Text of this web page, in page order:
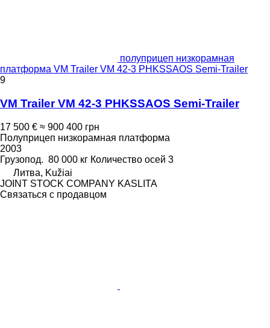
полуприцеп низкорамная
платформа VM Trailer VM 42-3 PHKSSAOS Semi-Trailer
9
VM Trailer VM 42-3 PHKSSAOS Semi-Trailer
17 500 € ≈ 900 400 грн
Полуприцеп низкорамная платформа
2003
Грузопод. 80 000 кг Количество осей 3
Литва, Kužiai
JOINT STOCK COMPANY KASLITA
Связаться с продавцом